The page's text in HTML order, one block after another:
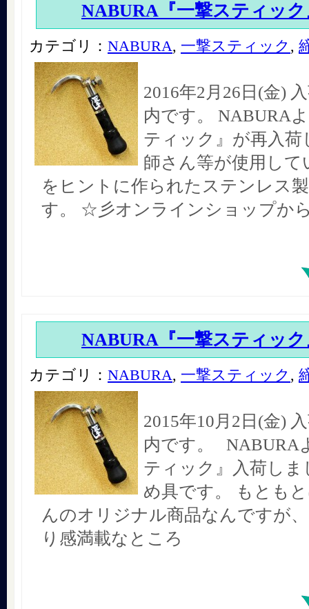
NABURA『一撃スティック
カテゴリ： NABURA, 一撃スティック ,
2016年2月26日(金)
内です。 NABURA
ティック』が再入荷
師さん等が使用して
をヒントに作られたステンレス
す。 ☆彡オンラインショップか
NABURA『一撃スティック
カテゴリ： NABURA, 一撃スティック ,
2015年10月2日(金)
内です。 NABURA
ティック』入荷しま
め具です。 もとも
んのオリジナル商品なんですが
り感満載なところ